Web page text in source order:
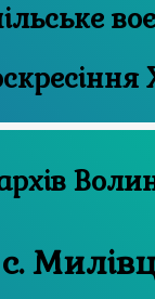
Державний
с.